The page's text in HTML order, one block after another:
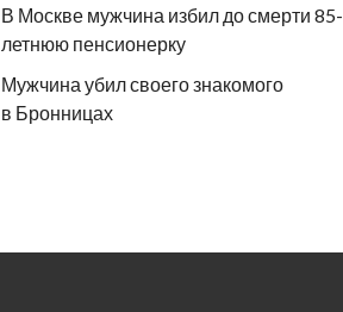
В Москве мужчина избил до смерти 85-
летнюю пенсионерку
Мужчина убил своего знакомого
в Бронницах